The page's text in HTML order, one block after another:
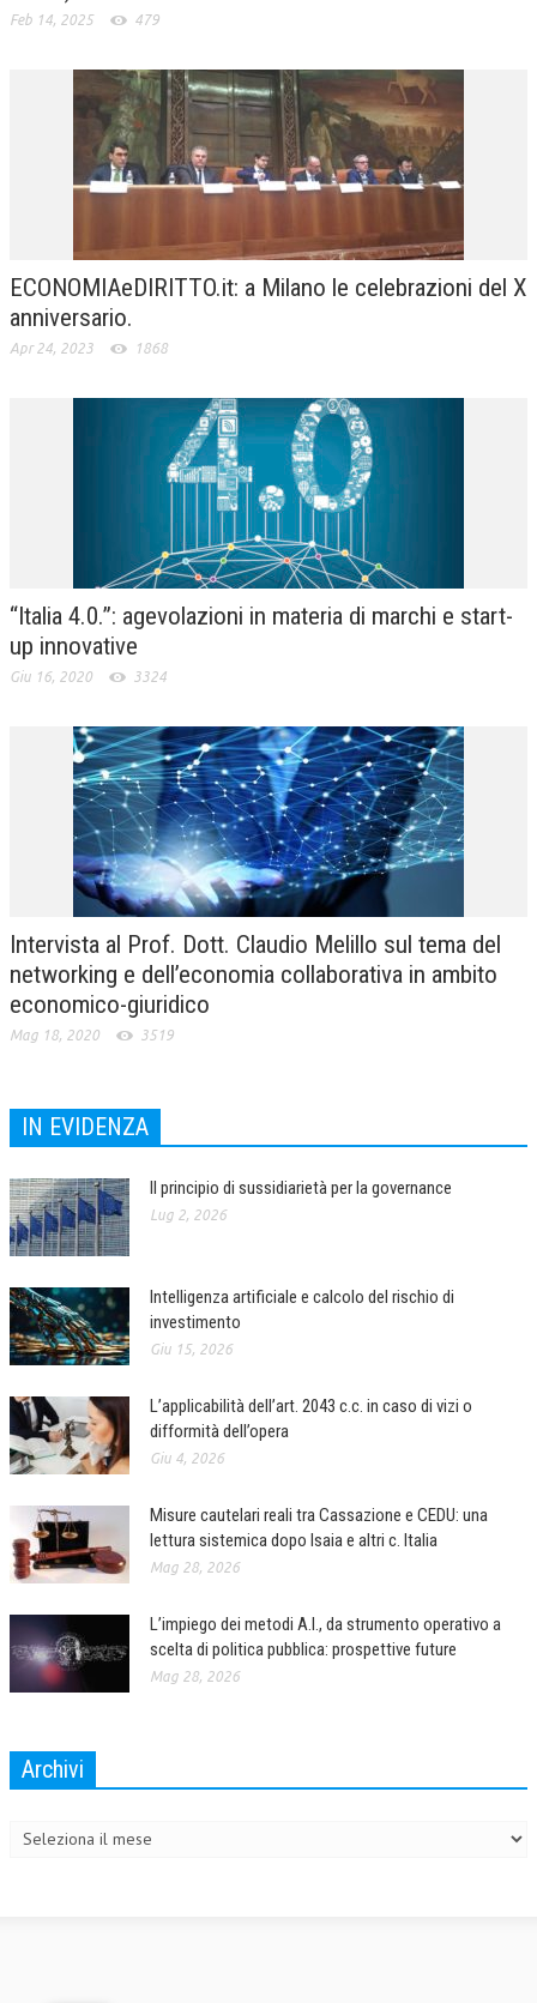
Feb 14, 2025 479
ECONOMIAeDIRITTO.it: a Milano le celebrazioni del X
anniversario.
Apr 24, 2023 1868
“Italia 4.0.”: agevolazioni in materia di marchi e start-
up innovative
Giu 16, 2020 3324
Intervista al Prof. Dott. Claudio Melillo sul tema del
networking e dell’economia collaborativa in ambito
economico-giuridico
Mag 18, 2020 3519
IN EVIDENZA
Il principio di sussidiarietà per la governance
Lug 2, 2026
Intelligenza artificiale e calcolo del rischio di
investimento
Giu 15, 2026
L’applicabilità dell’art. 2043 c.c. in caso di vizi o
difformità dell’opera
Giu 4, 2026
Misure cautelari reali tra Cassazione e CEDU: una
lettura sistemica dopo Isaia e altri c. Italia
Mag 28, 2026
L’impiego dei metodi A.I., da strumento operativo a
scelta di politica pubblica: prospettive future
Mag 28, 2026
Archivi